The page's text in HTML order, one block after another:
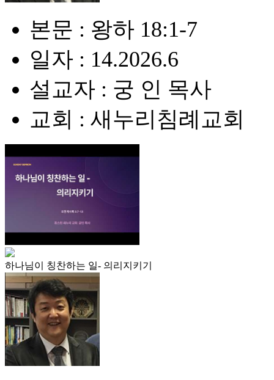
본문 : 왕하 18:1-7
일자 : 14.2026.6
설교자 : 궁 인 목사
교회 : 새누리침례교회
하나님이 칭찬하는 일- 의리지키기